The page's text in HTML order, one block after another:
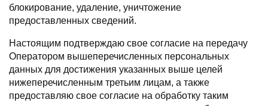
блокирование, удаление, уничтожение
предоставленных сведений.
Настоящим подтверждаю свое согласие на передачу
Оператором вышеперечисленных персональных
данных для достижения указанных выше целей
нижеперечисленным третьим лицам, а также
предоставляю свое согласие на обработку таким